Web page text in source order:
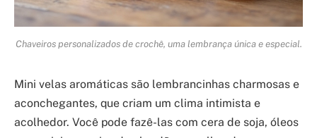
Chaveiros personalizados de crochê, uma lembrança única e especial.
Mini velas aromáticas são lembrancinhas charmosas e
aconchegantes, que criam um clima intimista e
acolhedor. Você pode fazê-las com cera de soja, óleos